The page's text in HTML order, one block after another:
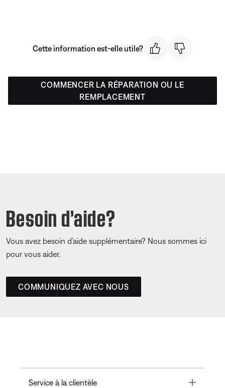
Cette information est-elle utile?
COMMENCER LA RÉPARATION OU LE
REMPLACEMENT
Besoin d’aide?
Vous avez besoin d’aide supplémentaire? Nous sommes ici
pour vous aider.
COMMUNIQUEZ AVEC NOUS
Service à la clientèle Toggle